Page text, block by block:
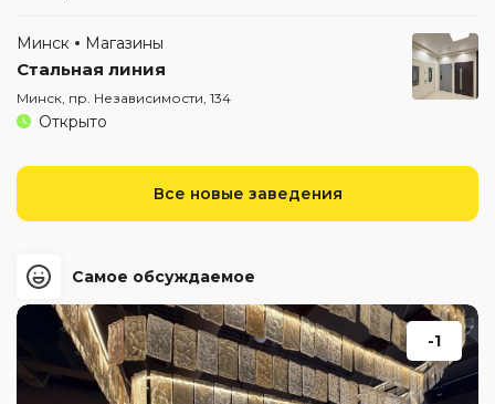
Минск Магазины
Стальная линия
Минск, пр. Независимости, 134
Открыто
Все новые заведения
Самое обсуждаемое
-1